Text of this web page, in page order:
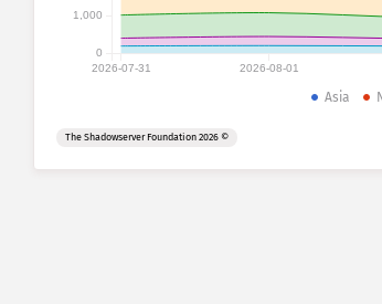
2026-07-31 2026-08-01
0
1,000
Asia
© 2026 The Shadowserver Foundation